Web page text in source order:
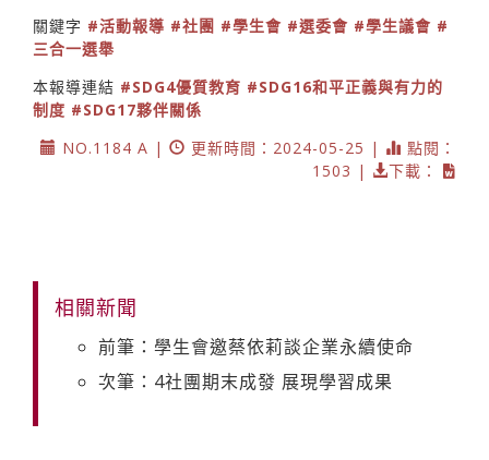
關鍵字 #活動報導 #社團 #學生會 #選委會 #學生議會 #
三合一選舉
本報導連結 #SDG4優質教育 #SDG16和平正義與有力的
制度 #SDG17夥伴關係
NO.1184 A |
更新時間：2024-05-25 |
點閱：
1503 |
下載：
相關新聞
前筆：學生會邀蔡依莉談企業永續使命
次筆：4社團期末成發 展現學習成果